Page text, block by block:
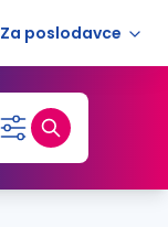
Za poslodavce